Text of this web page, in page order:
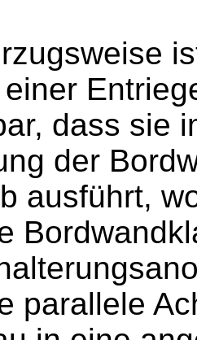
dass sie
der
ausführt,
parallele